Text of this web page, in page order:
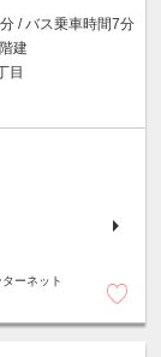
/ バス乗車時間7分
建
目
ーネット